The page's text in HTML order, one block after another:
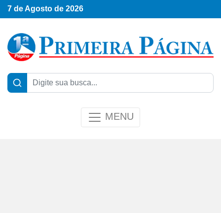
7 de Agosto de 2026
MENU